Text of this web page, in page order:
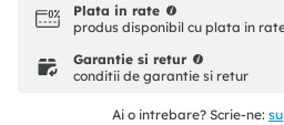
Plata in rate
produs disponibil cu plata in
Garantie si retur
conditii de garantie si retur
Ai o intrebare? Scrie-ne: